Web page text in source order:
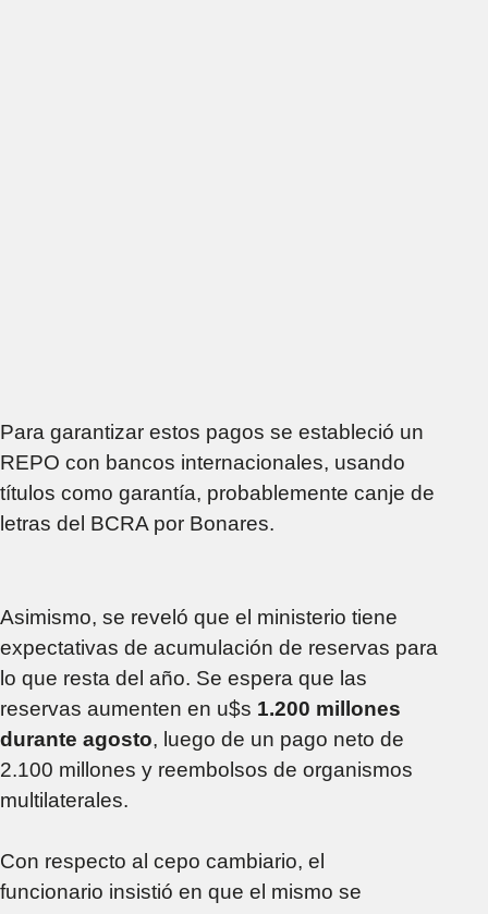
Para garantizar estos pagos se estableció un
REPO con bancos internacionales, usando
títulos como garantía, probablemente canje de
letras del BCRA por Bonares.
Asimismo, se reveló que el ministerio tiene
expectativas de acumulación de reservas para
lo que resta del año. Se espera que las
reservas aumenten en u$s 1.200 millones
durante agosto, luego de un pago neto de
2.100 millones y reembolsos de organismos
multilaterales.
Con respecto al cepo cambiario, el
funcionario insistió en que el mismo se